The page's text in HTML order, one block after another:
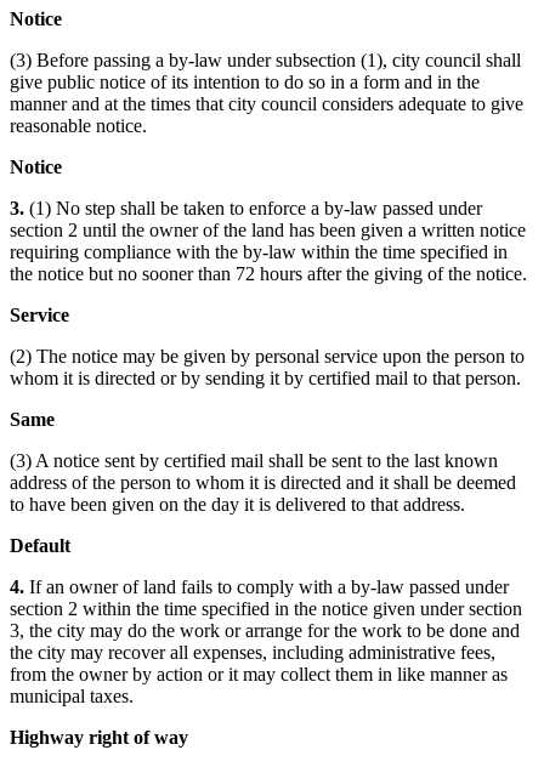
Notice
(3) Before passing a by-law under subsection (1), city council shall
give public notice of its intention to do so in a form and in the
manner and at the times that city council considers adequate to give
reasonable notice.
Notice
3. (1) No step shall be taken to enforce a by-law passed under
section 2 until the owner of the land has been given a written notice
requiring compliance with the by-law within the time specified in
the notice but no sooner than 72 hours after the giving of the notice.
Service
(2) The notice may be given by personal service upon the person to
whom it is directed or by sending it by certified mail to that person.
Same
(3) A notice sent by certified mail shall be sent to the last known
address of the person to whom it is directed and it shall be deemed
to have been given on the day it is delivered to that address.
Default
4. If an owner of land fails to comply with a by-law passed under
section 2 within the time specified in the notice given under section
3, the city may do the work or arrange for the work to be done and
the city may recover all expenses, including administrative fees,
from the owner by action or it may collect them in like manner as
municipal taxes.
Highway right of way